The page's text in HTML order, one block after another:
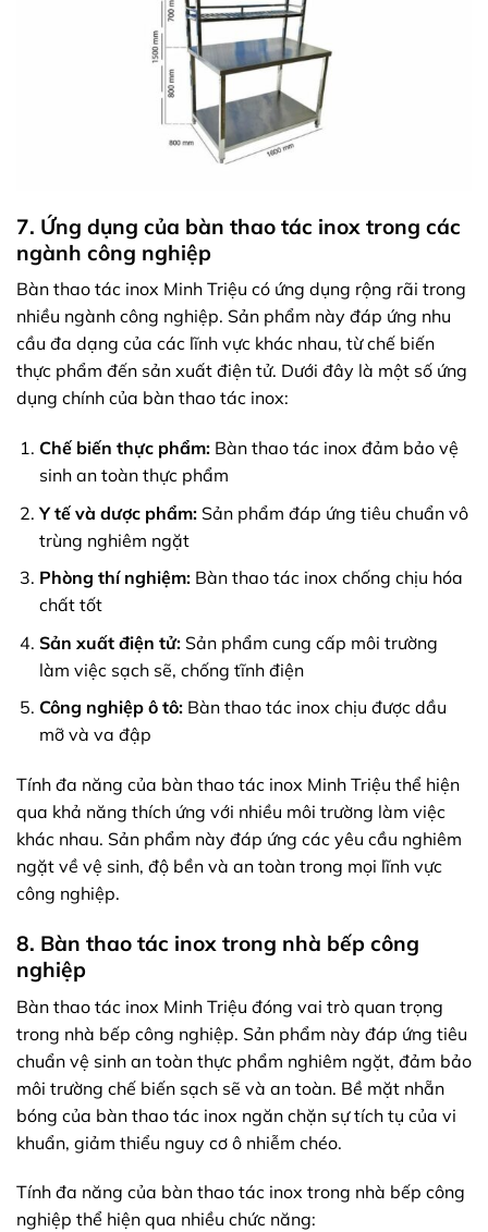
7. Ứng dụng của bàn thao tác inox trong các
ngành công nghiệp
Bàn thao tác inox Minh Triệu có ứng dụng rộng rãi trong
nhiều ngành công nghiệp. Sản phẩm này đáp ứng nhu
cầu đa dạng của các lĩnh vực khác nhau, từ chế biến
thực phẩm đến sản xuất điện tử. Dưới đây là một số ứng
dụng chính của bàn thao tác inox:
Chế biến thực phẩm:Bàn thao tác inox đảm bảo vệ
sinh an toàn thực phẩm
Y tế và dược phẩm:Sản phẩm đáp ứng tiêu chuẩn vô
trùng nghiêm ngặt
Phòng thí nghiệm:Bàn thao tác inox chống chịu hóa
chất tốt
Sản xuất điện tử:Sản phẩm cung cấp môi trường
làm việc sạch sẽ, chống tĩnh điện
Công nghiệp ô tô:Bàn thao tác inox chịu được dầu
mỡ và va đập
Tính đa năng của bàn thao tác inox Minh Triệu thể hiện
qua khả năng thích ứng với nhiều môi trường làm việc
khác nhau. Sản phẩm này đáp ứng các yêu cầu nghiêm
ngặt về vệ sinh, độ bền và an toàn trong mọi lĩnh vực
công nghiệp.
8. Bàn thao tác inox trong nhà bếp công
nghiệp
Bàn thao tác inox Minh Triệu đóng vai trò quan trọng
trong nhà bếp công nghiệp. Sản phẩm này đáp ứng tiêu
chuẩn vệ sinh an toàn thực phẩm nghiêm ngặt, đảm bảo
môi trường chế biến sạch sẽ và an toàn. Bề mặt nhẵn
bóng của bàn thao tác inox ngăn chặn sự tích tụ của vi
khuẩn, giảm thiểu nguy cơ ô nhiễm chéo.
Tính đa năng của bàn thao tác inox trong nhà bếp công
nghiệp thể hiện qua nhiều chức năng: